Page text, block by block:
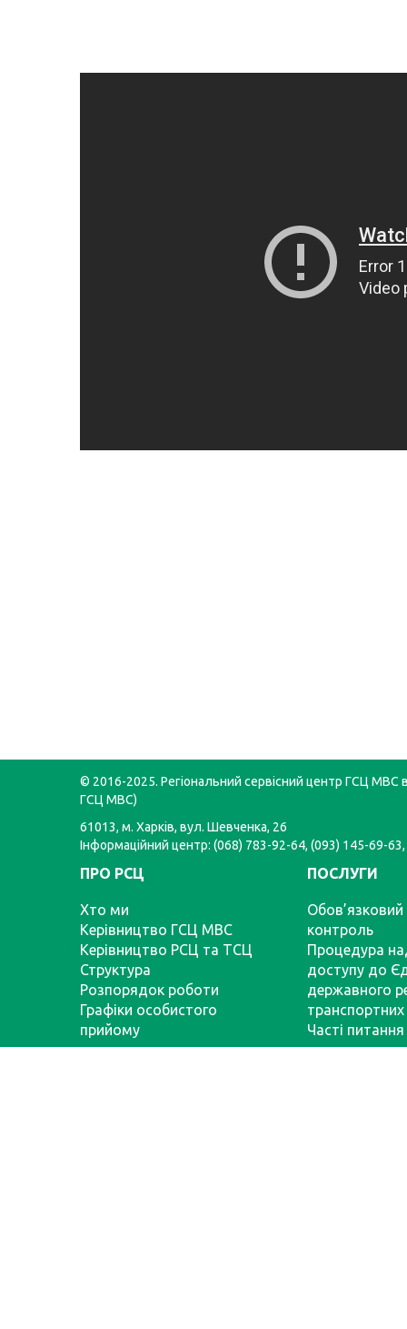
© 2016-2025. Регіональний сервісний центр ГСЦ МВС в
ГСЦ МВС)
61013, м. Харків, вул. Шевченка, 26
Інформаційний центр: (068) 783-92-64, (093) 145-69-
ПРО РСЦ
Хто ми
Керівництво ГСЦ МВС
Керівництво РСЦ та ТСЦ
Структура
Розпорядок роботи
Графіки особистого
прийому
ПОСЛУГИ
Обов’язковий
контроль
Процедура
доступу до
державного
транспортних
Часті питання